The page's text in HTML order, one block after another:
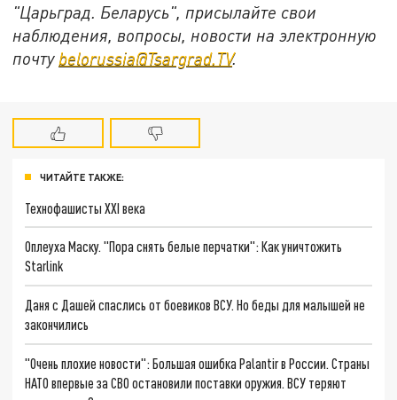
"Царьград. Беларусь", присылайте свои
наблюдения, вопросы, новости на электронную
почту belorussia@Tsargrad.TV.
ЧИТАЙТЕ ТАКЖЕ:
Технофашисты XXI века
Оплеуха Маску. "Пора снять белые перчатки": Как уничтожить
Starlink
Даня с Дашей спаслись от боевиков ВСУ. Но беды для малышей не
закончились
"Очень плохие новости": Большая ошибка Palantir в России. Страны
НАТО впервые за СВО остановили поставки оружия. ВСУ теряют